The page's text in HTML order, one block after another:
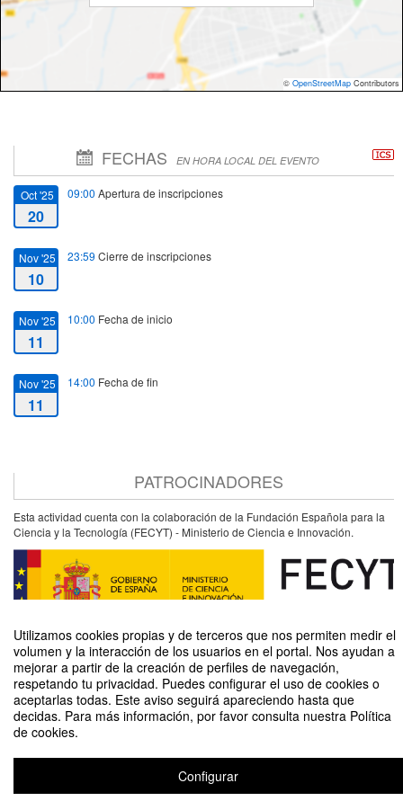
Utilizamos cookies propias y de terceros que nos permiten medir el
volumen y la interacción de los usuarios en el portal. Nos ayudan a
mejorar a partir de la creación de perfiles de navegación,
respetando tu privacidad. Puedes configurar el uso de cookies o
aceptarlas todas. Este aviso seguirá apareciendo hasta que
decidas. Para más información, por favor consulta nuestra Política
de cookies.
Configurar
© OpenStreetMap Contributors
FECHAS EN HORA LOCAL DEL EVENTO
Oct '25
20
09:00 Apertura de inscripciones
Nov '25
10
23:59 Cierre de inscripciones
Nov '25
11
10:00 Fecha de inicio
Nov '25
11
14:00 Fecha de fin
PATROCINADORES
Esta actividad cuenta con la colaboración de la Fundación Española para la
Ciencia y la Tecnología (FECYT) - Ministerio de Ciencia e Innovación.
Arterias sanas, corazón contento
Organizado por Unidad de Cultura Científica y de la Innovación (UCC+I)
Aviso legal|Contacto
Plataforma de organización de eventos Symposium